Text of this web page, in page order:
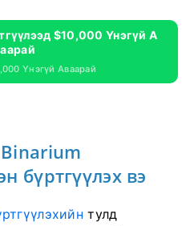
$10,000 Үнэгүй А
Үнэгүй Аваарай
бүртгүүлэх вэ
тулд